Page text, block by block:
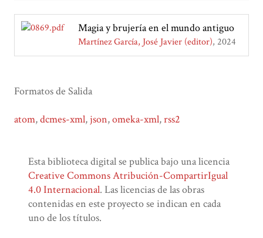
Magia y brujería en el mundo antiguo
Martínez García, José Javier (editor) 2024
Formatos de Salida
atom,dcmes-xml, json,omeka-xml,rss2
Esta biblioteca digital se publica bajo una licencia
Creative Commons Atribución-CompartirIgual
4.0 Internacional. Las licencias de las obras
contenidas en este proyecto se indican en cada
uno de los títulos.